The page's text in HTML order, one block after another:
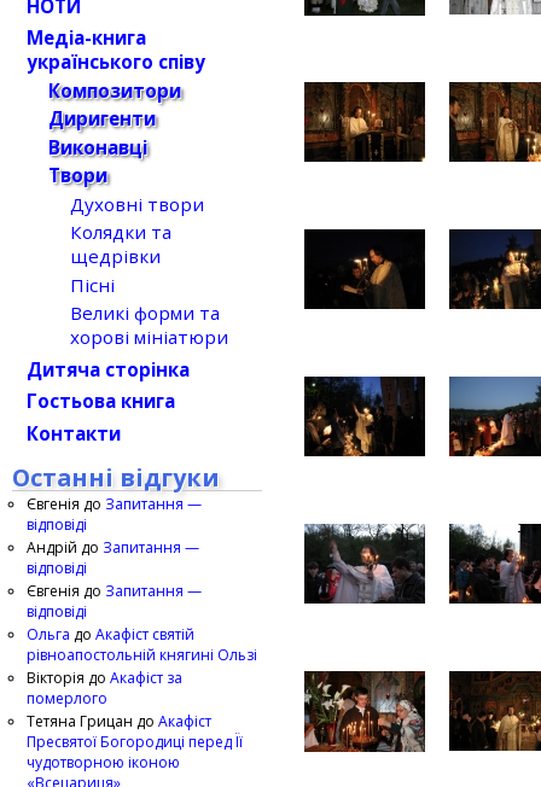
НОТИ
Медіа-книга
українського співу
Композитори
Диригенти
Виконавці
Твори
Духовні твори
Колядки та
щедрівки
Пісні
Великі форми та
хорові мініатюри
Дитяча сторінка
Гостьова книга
Контакти
Останні відгуки
Євгенія до Запитання —
відповіді
Андрій до Запитання —
відповіді
Євгенія до Запитання —
відповіді
Ольга до Акафіст святій
рівноапостольній княгині Ользі
Вікторія до Акафіст за
померлого
Тетяна Грицан до Акафіст
Пресвятої Богородиці перед Її
чудотворною іконою
«Всецариця»